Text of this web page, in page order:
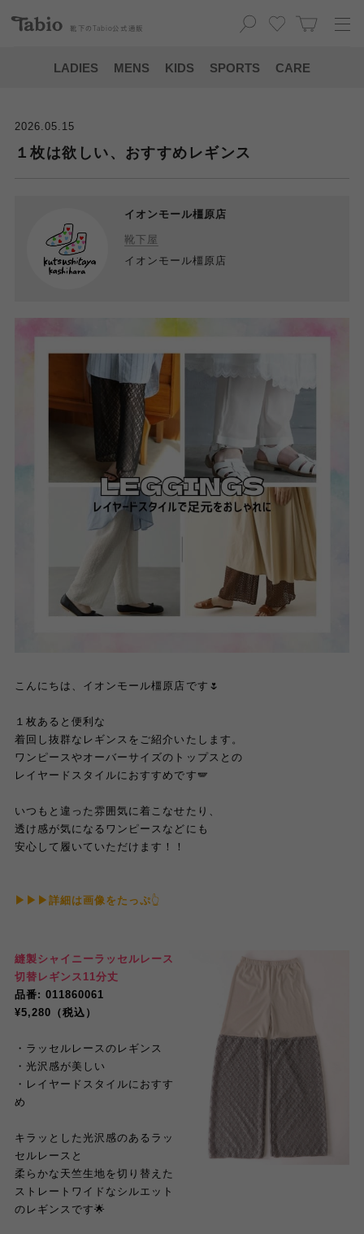
靴下の Tabio 公式通販
LADIES MENS KIDS SPORTS CARE
2026.05.15
１枚は欲しい、おすすめレギンス
イオンモール橿原店
靴下屋
イオンモール橿原店
こんにちは、イオンモール橿原店です🌷
１枚あると便利な
着回し抜群なレギンスをご紹介いたします。
ワンピースやオーバーサイズのトップスとの
レイヤードスタイルにおすすめです🪽
いつもと違った雰囲気に着こなせたり、
透け感が気になるワンピースなど に も
安心して履いていただけます！！
▶︎▶︎▶︎詳細は画像をたっぷ👆
縫製シャイニーラッセルレース
切替レギンス11分丈
品番: 011860061
¥5,280（税込）
・ラッセルレースのレギンス
・光沢感が美しい
・レイヤードスタイルにおすす
め
キラッとした光沢感のあるラッ
セルレースと
柔らかな天竺生地を切り替えた
ストレートワイドなシルエット
のレギンスです🌟